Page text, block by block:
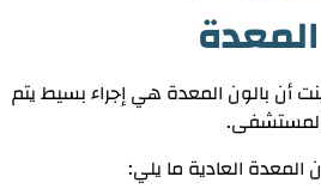
أن بالون المعدة هي إجراء بسيط يتم
العادية ما يلي: